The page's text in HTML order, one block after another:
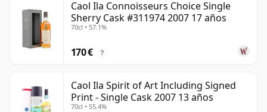
Caol Ila Connoisseurs Choice Single
Sherry Cask #311974 2007 17 años
70cl • 57.1%
170 € ?
Caol Ila Spirit of Art Including Signed
Print - Single Cask 2007 13 años
70cl • 55.4%